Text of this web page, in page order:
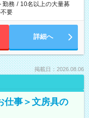
勤務 / 10名以上の大量募
要
詳細へ
掲載日：2026.08.06
仕事＞文房具の